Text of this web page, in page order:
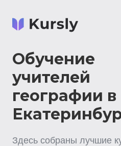
Обучение
учителей
географии в
Здесь собраны лучшие